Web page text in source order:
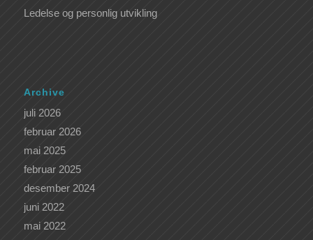
Ledelse og personlig utvikling
Archive
juli 2026
februar 2026
mai 2025
februar 2025
desember 2024
juni 2022
mai 2022